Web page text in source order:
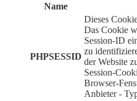
Name
PHPSESSID
Dieses
Das Cookie
Session-ID
zu
der Website
Session-
Browser-
Anbieter -